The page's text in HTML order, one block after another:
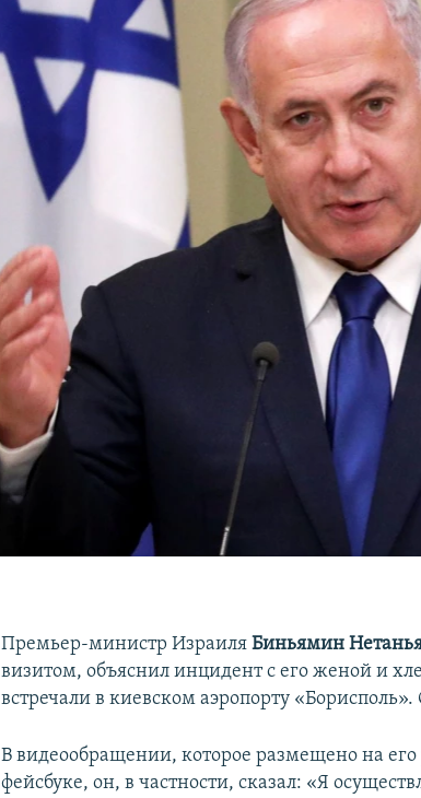
Премьер-министр ИзраиляБиньямин
визитом, объяснил инцидент с его женой и
встречали в киевском аэропорту
В видеообращении, которое размещено на его
фейсбуке, он, в частности, сказал: «Я